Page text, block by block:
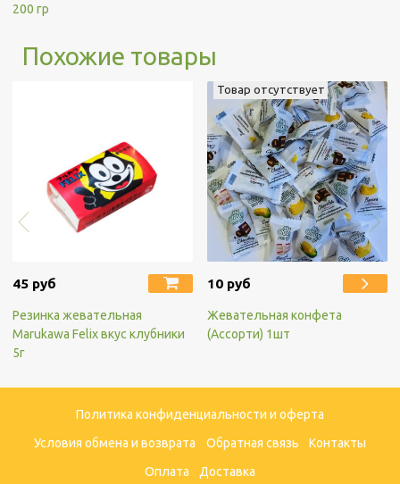
200 гр
Похожие товары
45 руб
Резинка жевательная
Marukawa Felix вкус клубники
5г
Товар отсутствует
10 руб
Жевательная конфета
(Ассорти) 1шт
Политика конфиденциальности и оферта
Условия обмена и возврата Обратная связь Контакты
Оплата Доставка